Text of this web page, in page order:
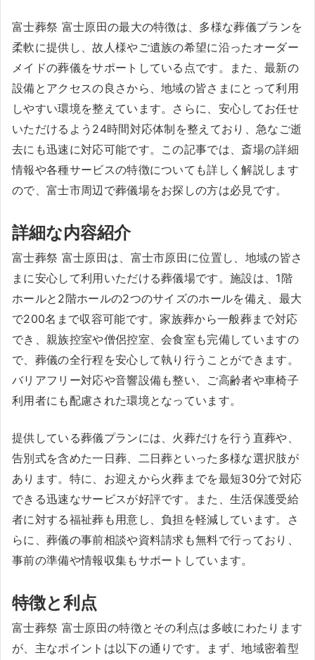
富士葬祭 富士原田の最大の特徴は、多様な葬儀プランを
柔軟に提供し、故人様やご遺族の希望に沿ったオーダー
メイドの葬儀をサポートしている点です。また、最新の
設備とアクセスの良さから、地域の皆さまにとって利用
しやすい環境を整えています。さらに、安心してお任せ
いただけるよう24時間対応体制を整えており、急なご逝
去にも迅速に対応可能です。この記事では、斎場の詳細
情報や各種サービスの特徴についても詳しく解説します
ので、富士市周辺で葬儀場をお探しの方は必見です。
詳細な内容紹介
富士葬祭 富士原田は、富士市原田に位置し、地域の皆さ
まに安心して利用いただける葬儀場です。施設は、1階
ホールと2階ホールの2つのサイズのホールを備え、最大
で200名まで収容可能です。家族葬から一般葬まで対応
でき、親族控室や僧侶控室、会食室も完備していますの
で、葬儀の全行程を安心して執り行うことができます。
バリアフリー対応や音響設備も整い、ご高齢者や車椅子
利用者にも配慮された環境となっています。
提供している葬儀プランには、火葬だけを行う直葬や、
告別式を含めた一日葬、二日葬といった多様な選択肢が
あります。特に、お迎えから火葬までを最短30分で対応
できる迅速なサービスが好評です。また、生活保護受給
者に対する福祉葬も用意し、負担を軽減しています。さ
らに、葬儀の事前相談や資料請求も無料で行っており、
事前の準備や情報収集もサポートしています。
特徴と利点
富士葬祭 富士原田の特徴とその利点は多岐にわたります
が、主なポイントは以下の通りです。まず、地域密着型